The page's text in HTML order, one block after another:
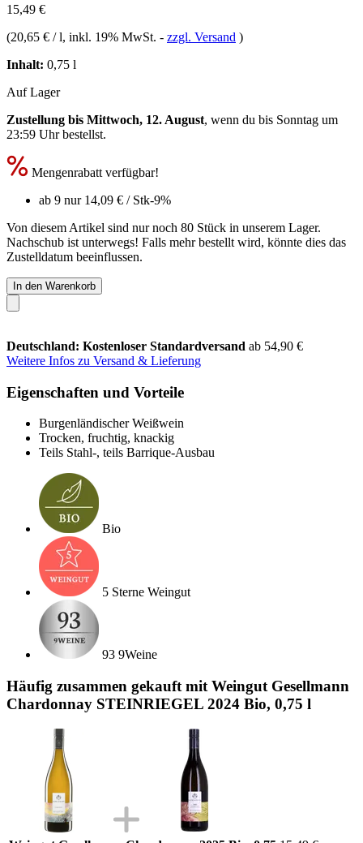
15,49 €
(20,65 € / l, inkl. 19% MwSt. - zzgl. Versand )
Inhalt: 0,75 l
Auf Lager
Zustellung bis Mittwoch, 12. August, wenn du bis Sonntag um
23:59 Uhrbestellst.
Mengenrabatt verfügbar!
ab 9 nur 14,09 € / Stk-9%
Von diesem Artikel sind nur noch 80 Stück in unserem Lager.
Nachschub ist unterwegs! Falls mehr bestellt wird, könnte dies das
Zustelldatum beeinflussen.
In den Warenkorb
Deutschland: Kostenloser Standardversand ab 54,90 €
Weitere Infos zu Versand & Lieferung
Eigenschaften und Vorteile
Burgenländischer Weißwein
Trocken, fruchtig, knackig
Teils Stahl-, teils Barrique-Ausbau
Bio
5 Sterne Weingut
93 9Weine
Häufig zusammen gekauft mit Weingut Gesellmann
Chardonnay STEINRIEGEL 2024 Bio, 0,75 l